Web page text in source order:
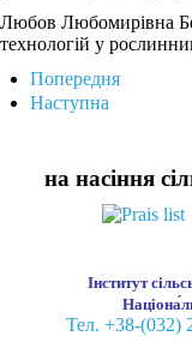
Любов Любомирівна
технологій у
Попередня
Наступна
на насіння
Інститут
Тел. +38-(032)